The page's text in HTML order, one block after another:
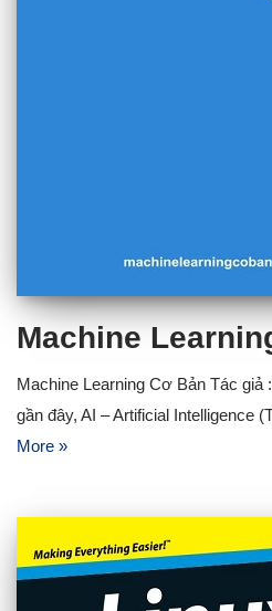
Machine
Machine Learning Cơ Bản Tác giả
gần đây, AI – Artificial Intelligence
More »